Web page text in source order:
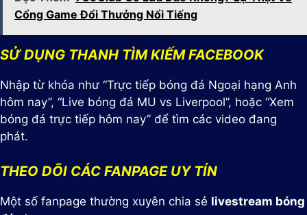
Cổng Game Đổi Thưởng Nổi Tiếng
SỬ DỤNG THANH TÌM KIẾM FACEBOOK
Nhập từ khóa như “Trực tiếp bóng đá Ngoại hạng Anh
hôm nay”, “Live bóng đá MU vs Liverpool”, hoặc “Xem
bóng đá trực tiếp hôm nay” để tìm các video đang
phát.
THEO DÕI CÁC FANPAGE UY TÍN
Một số fanpage thường xuyên chia sẻ livestream bóng